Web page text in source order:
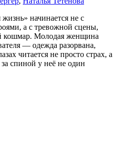
начинается не с
а с тревожной сцены,
Молодая женщина
— одежда разорвана,
читается не просто страх, а
спиной у неё не один